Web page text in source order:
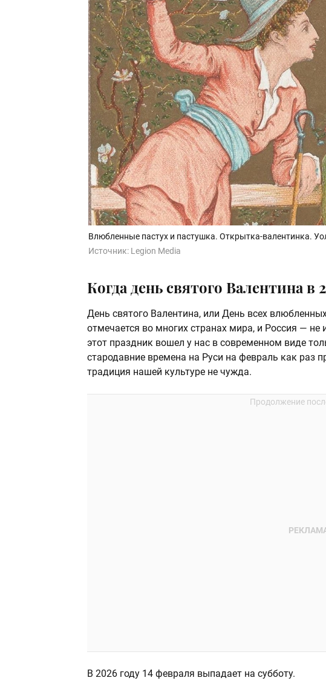
Влюбленные пастух и пастушка. Открытка-валентинка.
Источник: Legion Media
Когда день святого Валентина в
День святого Валентина, или День всех
отмечается во многих странах мира, и Россия —
этот праздник вошел у нас в современном виде
стародавние времена на Руси на февраль как раз
традиция нашей культуре не чужда.
В 2026 году 14 февраля выпадает на субботу.